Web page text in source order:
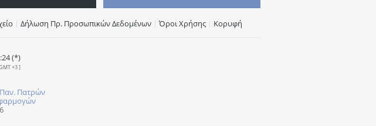
| Δήλωση Πρ. Προσωπικών Δεδομένων| Όροι Χρήσης| Κορυφή
(*)
+3 ]
Παν. Πατρών